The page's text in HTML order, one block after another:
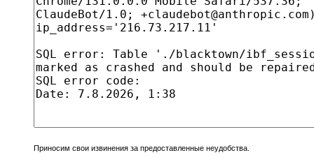
Приносим свои извинения за предоставленные неудобства.